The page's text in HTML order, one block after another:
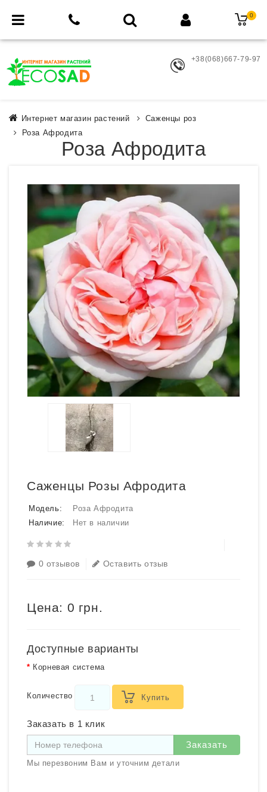
0
+38(068)667-79-97
Интернет магазин растений
Саженцы роз
Роза Афродита
Роза Афродита
Саженцы Розы Афродита
Модель:
Роза Афродита
Наличие:
Нет в наличии
0 отзывов Оставить отзыв
Цена: 0 грн.
Доступные варианты
Корневая система
Количество Купить
Заказать в 1 клик
Заказать
Мы перезвоним Вам и уточним детали